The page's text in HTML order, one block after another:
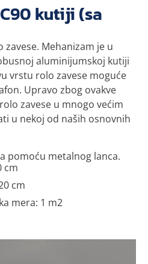
kutiji (sa
Mehanizam je u
aluminijumskoj kutiji
vrstu rolo zavese moguće
Upravo zbog ovakve
zavese u mnogo većim
u nekoj od naših osnovnih
pomoću metalnog lanca.
cm
cm
mera: 1 m2